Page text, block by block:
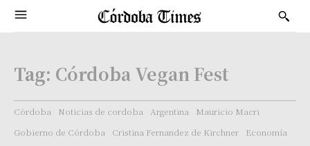
Tag: Córdoba Vegan Fest
Córdoba Noticias de cordoba Argentina
Mauricio Macri
Gobierno de Córdoba
Cristina Fernandez de Kirchner
Economía